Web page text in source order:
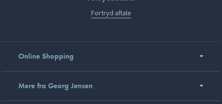
Fortryd aftale
Online Shopping
Mere fra Georg Jensen